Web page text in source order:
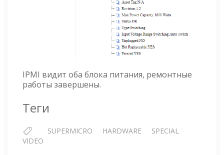
IPMI видит оба блока питания, ремонтные
работы завершены.
Теги
SUPERMICRO HARDWARE
SPECIAL
VIDEO